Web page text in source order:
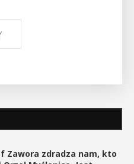
Zawora zdradza nam, kto